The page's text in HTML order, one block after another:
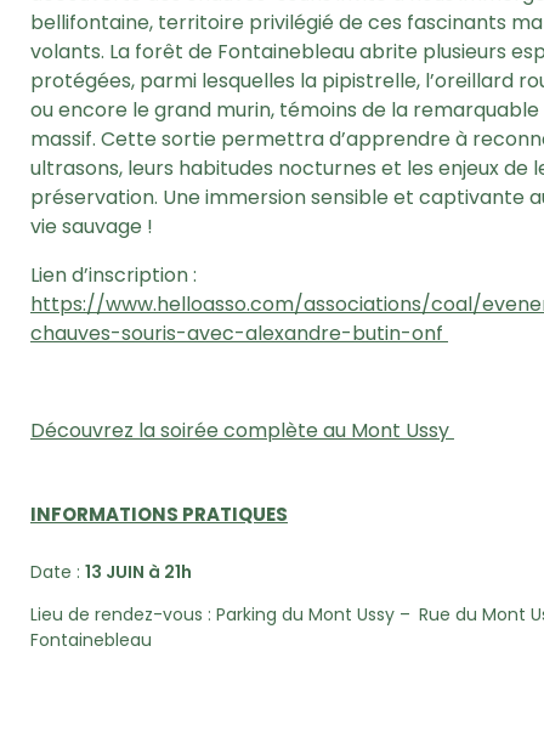
bellifontaine, territoire privilégié de ces fascinants
volants. La forêt de Fontainebleau abrite plusieurs
protégées, parmi lesquelles la pipistrelle, l’oreillard
ou encore le grand murin, témoins de la
massif. Cette sortie permettra d’apprendre à
ultrasons, leurs habitudes nocturnes et les enjeux de
préservation. Une immersion sensible et captivante
vie sauvage !
Lien d’inscription :
https://www.helloasso.com/associations/coal/
chauves-souris-avec-alexandre-butin-onf
Découvrez la soirée complète au Mont Ussy
INFORMATIONS PRATIQUES
Date : 13 JUIN à 21h
Lieu de rendez-vous : Parking du Mont Ussy – Rue du Mont
Fontainebleau